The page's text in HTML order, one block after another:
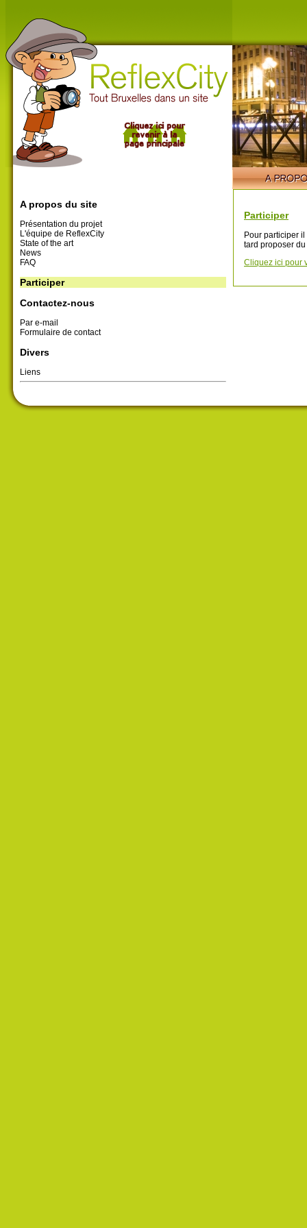
A propos du site
Présentation du projet
L'équipe de ReflexCity
State of the art
News
FAQ
Participer
Contactez-nous
Par e-mail
Formulaire de contact
Divers
Liens
Participer
Pour participer
tard proposer
Cliquez ici pour